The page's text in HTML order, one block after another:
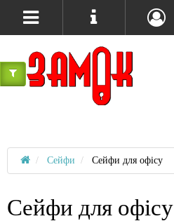
Сейфи Сейфи для офісу
Сейфи для офісу